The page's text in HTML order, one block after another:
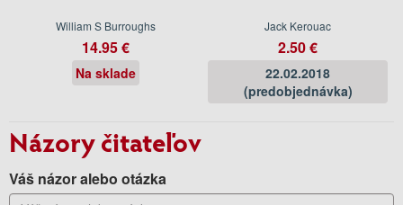
William S Burroughs
14.95 €
Na sklade
Jack Kerouac
2.50 €
22.02.2018
(predobjednávka)
Názory čitateľov
Váš názor alebo otázka